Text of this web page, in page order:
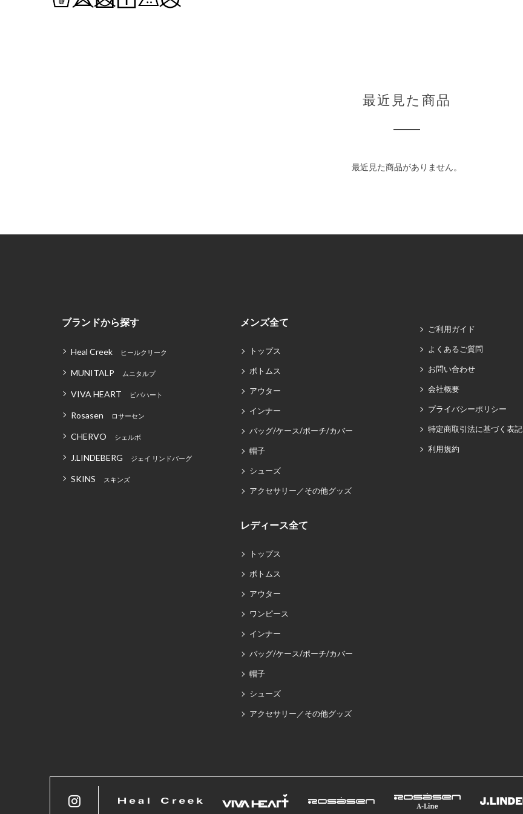
最近見た商品
最近見た商品がありません。
ブランドから探す
Heal Creek ヒールクリーク
MUNITALP ムニタルプ
VIVA HEART ビバハート
Rosasen ロサーセン
CHERVO シェルボ
J.LINDEBERG ジェイ リンドバーグ
SKINS スキンズ
メンズ全て
トップス
ボトムス
アウター
インナー
バッグ/ケース/ポーチ/カバー
帽子
シューズ
アクセサリー／その他グッズ
レディース全て
トップス
ボトムス
アウター
ワンピース
インナー
バッグ/ケース/ポーチ/カバー
帽子
シューズ
アクセサリー／その他グッズ
ご利用ガイド
よくあるご質問
お問い合わせ
会社概要
プライバシーポリシー
特定商取引法に基づく表記
利用規約